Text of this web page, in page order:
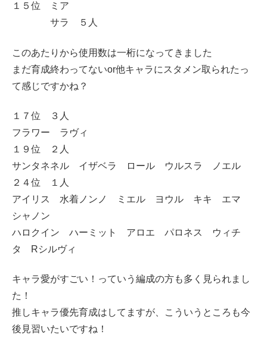
１５位 ミア
サラ ５人
このあたりから使用数は一桁になってきました
まだ育成終わってないor他キャラにスタメン取られたっ
て感じですかね？
１７位 ３人
フラワー ラヴィ
１９位 ２人
サンタネネル イザベラ ロール ウルスラ ノエル
２４位 １人
アイリス 水着ノンノ ミエル ヨウル キキ エマ
シャノン
ハロクイン ハーミット アロエ パロネス ウィチ
タ Rシルヴィ
キャラ愛がすごい！っていう編成の方も多く見られまし
た！
推しキャラ優先育成はしてますが、こういうところも今
後見習いたいですね！